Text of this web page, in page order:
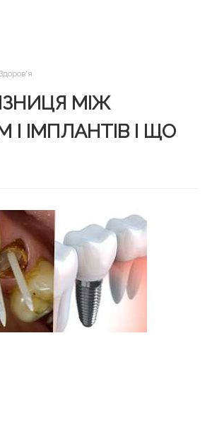
МІЖ
ІМПЛАНТІВ І ЩО